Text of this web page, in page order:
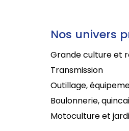
Nos univers
Grande culture et
Transmission
Outillage,
Boulonnerie,
Motoculture et